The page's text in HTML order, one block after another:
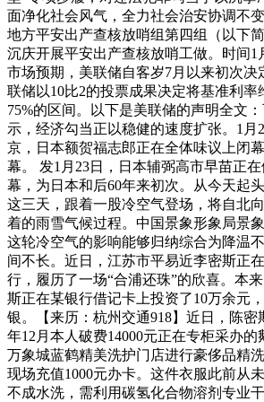
面净化社会风气，全力社会治安协调不变
地方平安出产查核放哨组第四组（以下
沉庆开展平安出产查核放哨工做。时间1
市场预期，美联储自客岁7月以来初次决
联储以10比2的投票成果决定将基准利率
75%的区间。以下是美联储的声明全文
示，经济勾当正以稳健的速度扩张。1月
京，日本额贺福志郎正在全体味议上闭
幕。 发1月23日，日本辅弼高市早苗正
幕，为日本和后60年来初次。从今天起
这三天，跟着一股冷空气登场，将自北
着的雨雪气候过程。中国景象形象局景
这轮冷空气的影响能够归纳综合为降温
间不长。近日，江苏市平易近李密斯正
行，履历了一场“合浦还珠”的欣喜。本
斯正在某银行借记卡上投资了10万余元
银。【来历：杭州交通918】近日，陈密
年12月本人破费14000元正在专柜采办的
万象城蓝鹤精美洗护门店进行豪侈品精
现场充值1000元办卡。这件衣服此前从
不成水洗，需利用碳氢化合物溶剂专业